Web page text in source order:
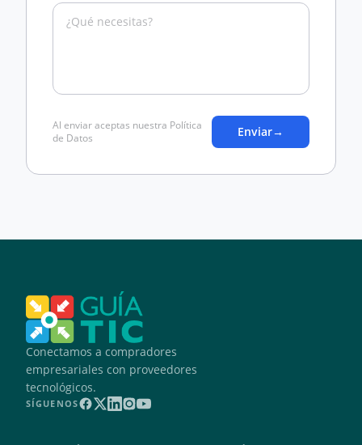
Al enviar aceptas nuestra Política
de Datos
Enviar→
Conectamos a compradores
empresariales con proveedores
tecnológicos.
SÍGUENOS